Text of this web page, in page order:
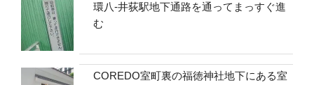
環八-井荻駅地下通路を通ってまっすぐ進
む
COREDO室町裏の福徳神社地下にある室